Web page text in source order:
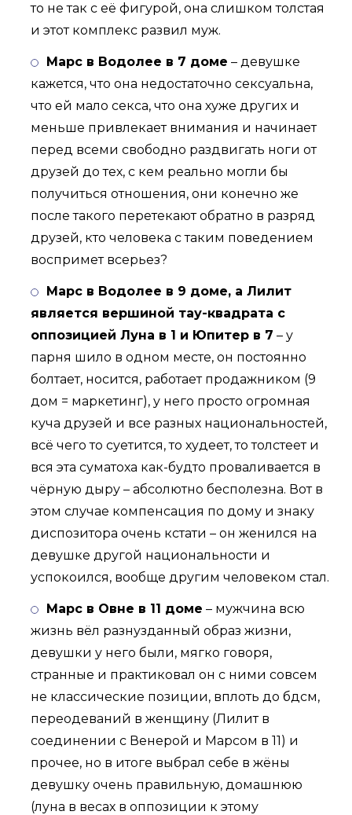
то не так с её фигурой, она слишком толстая
и этот комплекс развил муж.
Марс в Водолее в 7 доме – девушке
кажется, что она недостаточно сексуальна,
что ей мало секса, что она хуже других и
меньше привлекает внимания и начинает
перед всеми свободно раздвигать ноги от
друзей до тех, с кем реально могли бы
получиться отношения, они конечно же
после такого перетекают обратно в разряд
друзей, кто человека с таким поведением
воспримет всерьез?
Марс в Водолее в 9 доме, а Лилит
является вершиной тау-квадрата с
оппозицией Луна в 1 и Юпитер в 7 – у
парня шило в одном месте, он постоянно
болтает, носится, работает продажником (9
дом = маркетинг), у него просто огромная
куча друзей и все разных национальностей,
всё чего то суетится, то худеет, то толстеет и
вся эта суматоха как-будто проваливается в
чёрную дыру – абсолютно бесполезна. Вот в
этом случае компенсация по дому и знаку
диспозитора очень кстати – он женился на
девушке другой национальности и
успокоился, вообще другим человеком стал.
Марс в Овне в 11 доме – мужчина всю
жизнь вёл разнузданный образ жизни,
девушки у него были, мягко говоря,
странные и практиковал он с ними совсем
не классические позиции, вплоть до бдсм,
переодеваний в женщину (Лилит в
соединении с Венерой и Марсом в 11) и
прочее, но в итоге выбрал себе в жёны
девушку очень правильную, домашнюю
(луна в весах в оппозиции к этому